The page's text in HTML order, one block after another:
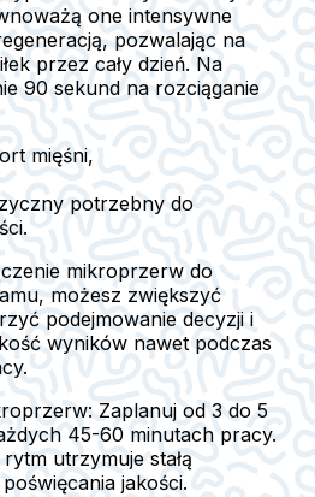
one intensywne
pozwalając na
przez cały dzień. Na
90 sekund na rozciąganie
mięśni,
potrzebny do
mikroprzerw do
możesz zwiększyć
podejmowanie decyzji i
wyników nawet podczas
Zaplanuj od 3 do 5
45-60 minutach pracy.
utrzymuje stałą
jakości.